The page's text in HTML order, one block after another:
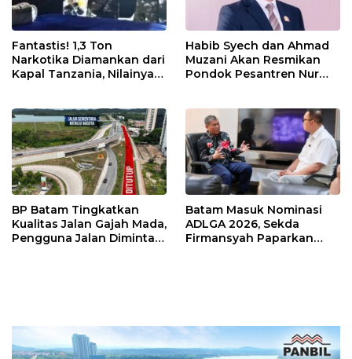
Fantastis! 1,3 Ton
Narkotika Diamankan dari
Kapal Tanzania, Nilainya
Habib Syech dan Ahmad
Muzani Akan Resmikan
Pondok Pesantren Nur
BP Batam Tingkatkan
Kualitas Jalan Gajah Mada,
Pengguna Jalan Diminta
Batam Masuk Nominasi
ADLGA 2026, Sekda
Firmansyah Paparkan